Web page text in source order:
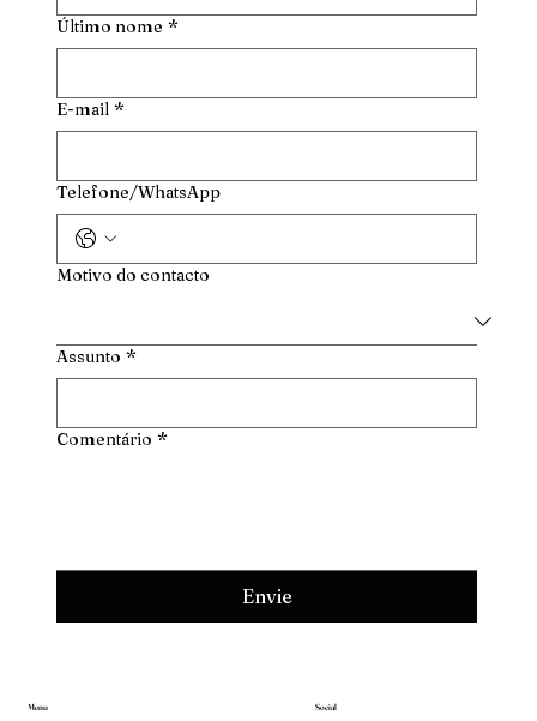
Menu Social
Último nome *
E-mail *
Telefone/WhatsApp
Motivo do contacto
Assunto *
Comentário *
Envie